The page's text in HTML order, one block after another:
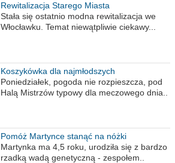
Rewitalizacja Starego Miasta
Stała się ostatnio modna rewitalizacja we
Włocławku. Temat niewątpliwie ciekawy...
Koszykówka dla najmłodszych
Poniedziałek, pogoda nie rozpieszcza, pod
Halą Mistrzów typowy dla meczowego dnia..
Pomóż Martynce stanąć na nóżki
Martynka ma 4,5 roku, urodziła się z bardzo
rzadką wadą genetyczną - zespołem..